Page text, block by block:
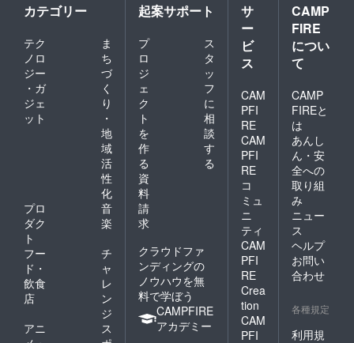
カテゴリー
テク
ノロ
ジー
・ガ
ジェ
ット
ま
ち
づ
く
り
・
地
域
活
性
化
プロ
ダク
ト
音
楽
フー
ド・
飲食
店
チ
ャ
レ
ン
ジ
アニ
ス
起案サポート
プ
ロ
ジ
ェ
ク
ト
を
作
る
ス
タ
ッ
フ
に
相
談
す
る
資
料
請
求
クラウドファ
ンディングの
ノウハウを無
料で学ぼう
CAMPFIRE
アカデミー
サ
ー
ビ
ス
CAM
PFI
RE
CAM
PFI
RE
コ
ミュ
ニ
ティ
CAM
PFI
RE
Crea
tion
CAM
PFI
CAMP
FIRE
につい
て
CAMP
FIREと
は
あんし
ん・安
全への
取り組
み
ニュー
ス
ヘルプ
お問い
合わせ
各種規定
利用規